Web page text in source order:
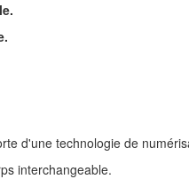
d'une technologie de
interchangeable.